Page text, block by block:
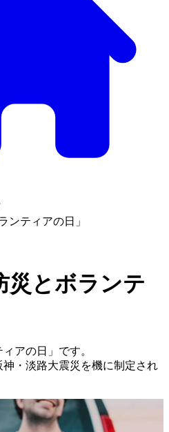
ンティアの日」
災とボランテ
アの日」です。
神・淡路大震災を機に制定され